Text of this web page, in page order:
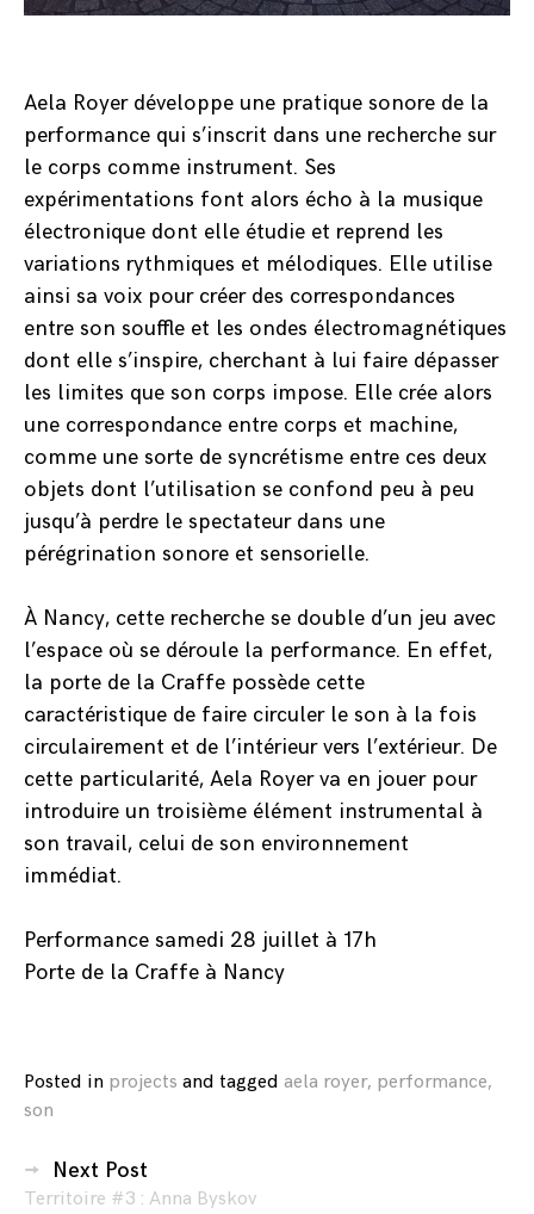
Aela Royer développe une pratique sonore de la
performance qui s’inscrit dans une recherche sur
le corps comme instrument. Ses
expérimentations font alors écho à la musique
électronique dont elle étudie et reprend les
variations rythmiques et mélodiques. Elle utilise
ainsi sa voix pour créer des correspondances
entre son souffle et les ondes électromagnétiques
dont elle s’inspire, cherchant à lui faire dépasser
les limites que son corps impose. Elle crée alors
une correspondance entre corps et machine,
comme une sorte de syncrétisme entre ces deux
objets dont l’utilisation se confond peu à peu
jusqu’à perdre le spectateur dans une
pérégrination sonore et sensorielle.
À Nancy, cette recherche se double d’un jeu avec
l’espace où se déroule la performance. En effet,
la porte de la Craffe possède cette
caractéristique de faire circuler le son à la fois
circulairement et de l’intérieur vers l’extérieur. De
cette particularité, Aela Royer va en jouer pour
introduire un troisième élément instrumental à
son travail, celui de son environnement
immédiat.
Performance samedi 28 juillet à 17h
Porte de la Craffe à Nancy
Posted in projects and tagged aela royer, performance,
son
Navigation
Next Post
Territoire #3 : Anna Byskov